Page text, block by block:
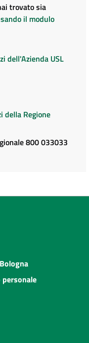
trovato sia
il modulo
dell'Azienda USL
della Regione
800 033033